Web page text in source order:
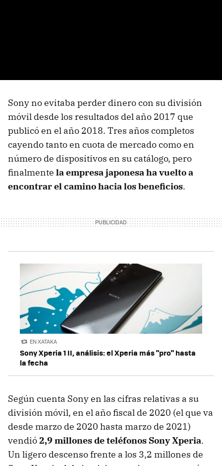
Sony no evitaba perder dinero con su división
móvil desde los resultados del año 2017 que
publicó en el año 2018. Tres años completos
cayendo tanto en cuota de mercado como en
número de dispositivos en su catálogo, pero
finalmente la empresa japonesa ha vuelto a
encontrar el camino hacia los beneficios.
EN XATAKA
Sony Xperia 1 II, análisis: el Xperia más "pro" hasta
la fecha
Según cuenta Sony en las cifras relativas a su
división móvil, en el año fiscal de 2020 (el que va
desde marzo de 2020 hasta marzo de 2021)
vendió2,9 millones de teléfonos Sony Xperia.
Un ligero descenso frente a los 3,2 millones de